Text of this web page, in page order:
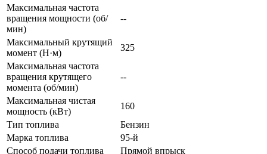
Максимальная частота
вращения мощности (об/
мин)
--
Максимальный крутящий
момент (Н·м)
325
Максимальная частота
вращения крутящего
момента (об/мин)
--
Максимальная чистая
мощность (кВт)
160
Тип топлива
Бензин
Марка топлива
95-й
Способ подачи топлива
Прямой впрыск